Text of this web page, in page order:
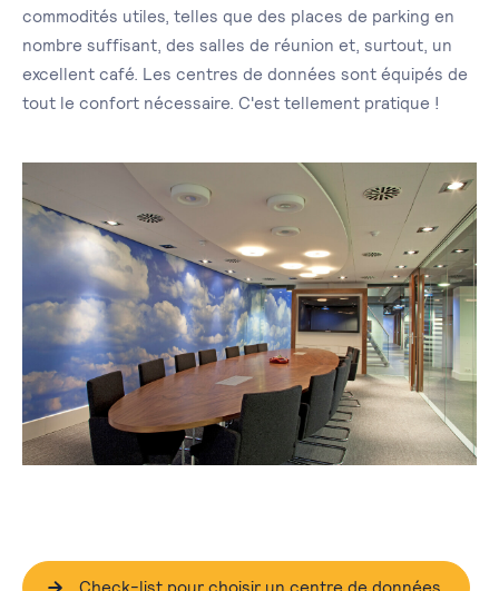
commodités utiles, telles que des places de parking en
nombre suffisant, des salles de réunion et, surtout, un
excellent café. Les centres de données sont équipés de
tout le confort nécessaire. C'est tellement pratique !
Check-list pour choisir un centre de données